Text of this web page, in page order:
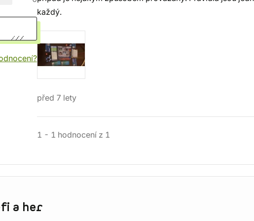
každý.
před 7 lety
1 - 1 hodnocení z 1
a her